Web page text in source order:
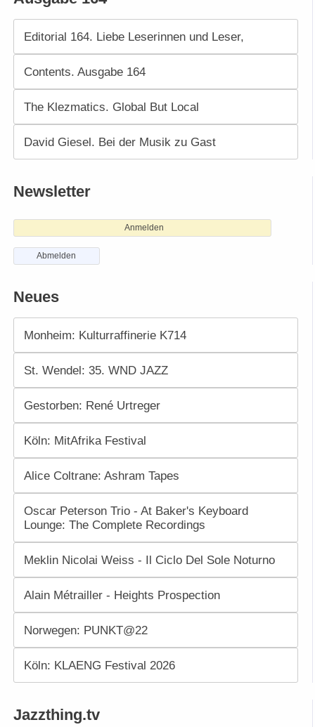
Editorial 164. Liebe Leserinnen und Leser,
Contents. Ausgabe 164
The Klezmatics. Global But Local
David Giesel. Bei der Musik zu Gast
Newsletter
Anmelden
Abmelden
Neues
Monheim: Kulturraffinerie K714
St. Wendel: 35. WND JAZZ
Gestorben: René Urtreger
Köln: MitAfrika Festival
Alice Coltrane: Ashram Tapes
Oscar Peterson Trio - At Baker's Keyboard
Lounge: The Complete Recordings
Meklin Nicolai Weiss - Il Ciclo Del Sole Noturno
Alain Métrailler - Heights Prospection
Norwegen: PUNKT@22
Köln: KLAENG Festival 2026
Jazzthing.tv